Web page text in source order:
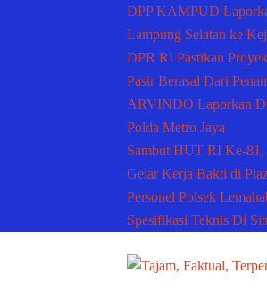
DPP KAMPUD
Lampung Selatan ke
DPR RI Pastikan
Pasir Berasal Dari
ARVINDO Laporkan
Polda Metro Jaya
Sambut HUT RI Ke-81,
Gelar Kerja Bakti di
Personel Polsek
Spesifikasi Teknis Di